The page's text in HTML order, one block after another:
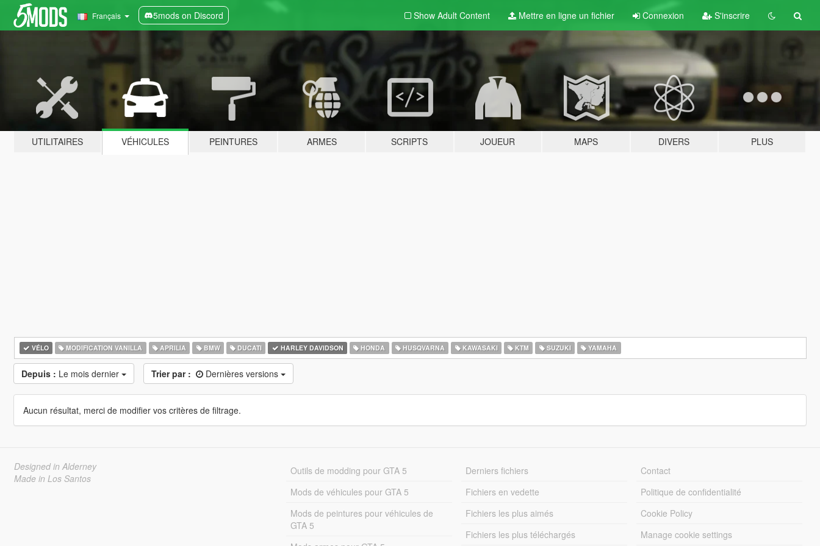
Français 5mods on Discord Show Adult Content Mettre en ligne un fichier Connexion S'inscrire
UTILITAIRES VÉHICULES PEINTURES ARMES SCRIPTS JOUEUR MAPS DIVERS PLUS
VÉLO MODIFICATION VANILLA APRILIA BMW DUCATI HARLEY DAVIDSON HONDA HUSQVARNA KAWASAKI KTM SUZUKI YAMAHA
Depuis : Le mois dernier Trier par : Dernières versions
Aucun résultat, merci de modifier vos critères de filtrage.
Designed in Alderney
Made in Los Santos
Outils de modding pour GTA 5
Mods de véhicules pour GTA 5
Mods de peintures pour véhicules de
GTA 5
Derniers fichiers
Fichiers en vedette
Fichiers les plus aimés
Fichiers les plus téléchargés
Contact
Politique de confidentialité
Cookie Policy
Manage cookie settings